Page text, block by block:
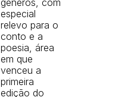
géneros, com
especial
relevo para o
conto e a
poesia, área
em que
venceu a
primeira
edição do